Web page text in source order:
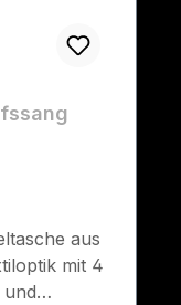
aus
mit 4